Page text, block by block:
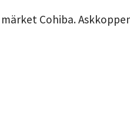
Cohiba.